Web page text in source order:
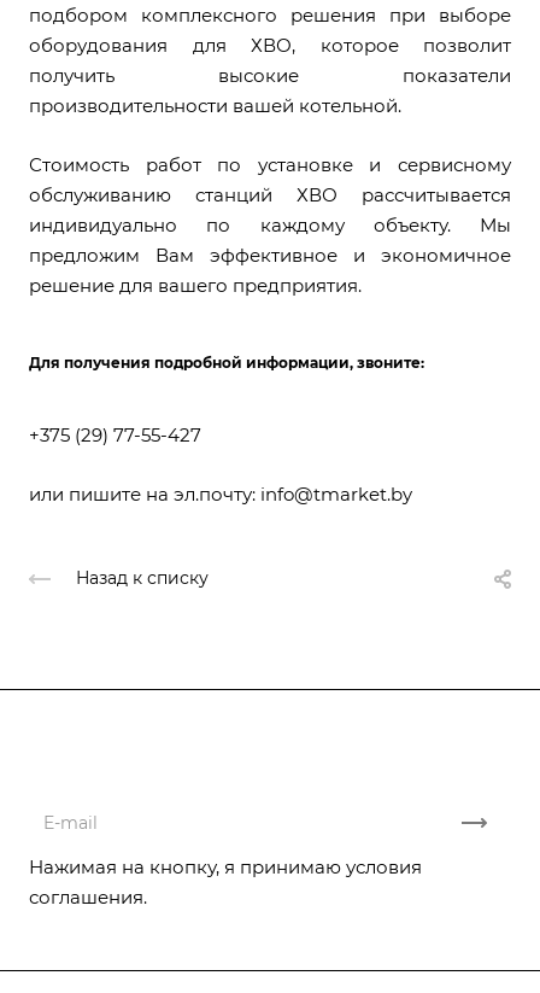
подбором комплексного решения при выборе
оборудования для ХВО, которое позволит
получить высокие показатели
производительности вашей котельной.
Стоимость работ по установке и сервисному
обслуживанию станций ХВО рассчитывается
индивидуально по каждому объекту. Мы
предложим Вам эффективное и экономичное
решение для вашего предприятия.
Для получения подробной информации, звоните:
+375 (29) 77-55-427
или пишите на эл.почту: info@tmarket.by
Назад к списку
Нажимая на кнопку, я принимаю условия
соглашения.